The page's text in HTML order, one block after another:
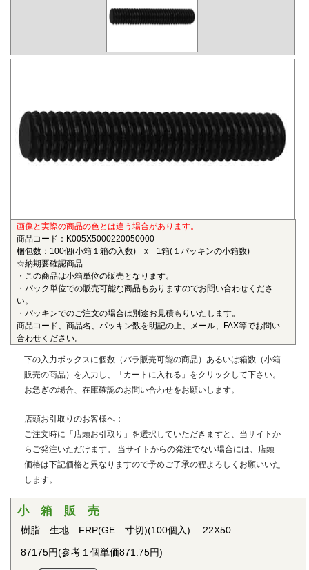
どをバランスよく備え、かつ透明で自己消火性を示すことか
ら、電気・電子分野から自動車、医療分野にいたるまで、幅
■ポリフェニレンサルファイド(PPS)
す。優れた耐熱性を有し、高温度雰囲気中で長時間使用して
も物性劣化はほとんどありません。また、耐薬品性、機械的
特性、電気的特性、および寸法安定性にも優れ、電気・電子
部品、自動車部品、化学機械部品などに用いられています。
ポリアミドMXD6をベースポリマーとし、ガラス繊維50%で
強化した結晶性のエンジニアリングプラスチックです。エン
プラの中で最も大きい強度・弾性率を有し、耐油性や耐熱性
にも優れることから、金属の代替材料として自動車等輸送機
部品、一般機械、精密機械部品、電気・電子機器部品、土木
建築用部材などの用いられています。
■ポリエーテルエーテルケトン(PEEK)
半結晶性の最高級性能を有するスーパーエンジニアリング
プラスチックです。エンプラのなかでも最高レベルの耐薬品
す。また、耐熱性、耐摩耗性、耐燃性、耐加水分解性にも優
れ、OA機器分野、自動車分野、ICウェハキャリア、LCD製造
用治具などで用いられています。PEEKはVictrex plcの日本に
おける登録商標です。
■ポリプロピレン(PP)
〇連続使用温度115℃（UL認定温度）〇燃焼性UL94 V-2
結晶性の代表的な汎用プラスチックです。比重が0.9と汎用
プラスチックのなかでも最も軽く、耐薬品性、耐加水分解
性、電気的特性にも優れ、応用範囲の広いプラスチックとし
画像と実際の商品の色とは違う場合があります。
商品コード：K005X5000220050000
梱包数：100個(小箱１箱の入数) x 1箱(１パッキンの小箱数)
☆納期要確認商品
・この商品は小箱単位の販売となります。
・パック単位での販売可能な商品もありますのでお問い合わせくださ
い。
・パッキンでのご注文の場合は別途お見積もりいたします。
商品コード、商品名、パッキン数を明記の上、メール、FAX等でお問い
合わせください。
下の入力ボックスに個数（バラ販売可能の商品）あるいは箱数（小箱
販売の商品）を入力し、「カートに入れる」をクリックして下さい。
お急ぎの場合、在庫確認のお問い合わせをお願いします。
店頭お引取りのお客様へ：
ご注文時に「店頭お引取り」を選択していただきますと、当サイトか
らご発注いただけます。 当サイトからの発注でない場合には、店頭
価格は下記価格と異なりますので予めご了承の程よろしくお願いいた
します。
小 箱 販 売
樹脂 生地 FRP(GE 寸切)(100個入) 22X50
87175円(参考１個単価871.75円)